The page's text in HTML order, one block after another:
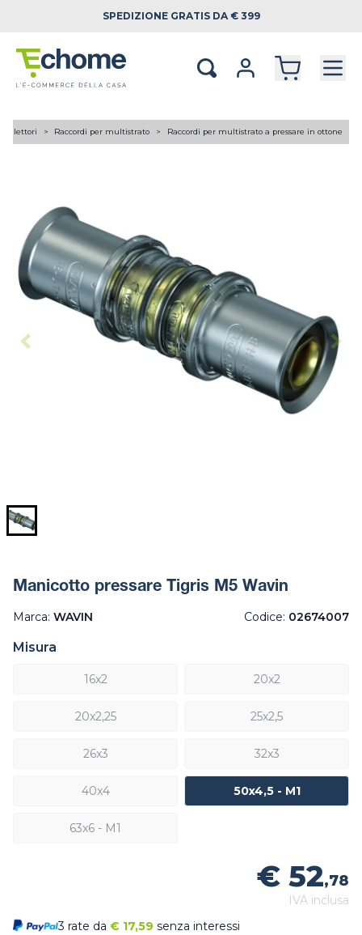
SPEDIZIONE GRATIS DA € 399
collettori Raccordi per multistrato Raccordi per multistrato a pressare in ottone
Manicotto pressare Tigris M5 Wavin
Marca: WAVIN Codice: 02674007
Misura
16x2 20x2
20x2,25 25x2,5
26x3 32x3
40x4 50x4,5 - M1
63x6 - M1
€ 52,78
IVA inclusa
3 rate da € 17,59 senza interessi